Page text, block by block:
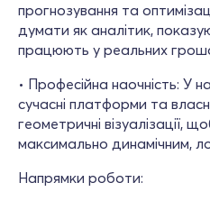
прогнозування та
думати як аналітик,
працюють у реальних
• Професійна наочність: У
сучасні платформи та
геометричні візуалізації,
максимально динамічним,
Напрямки роботи: